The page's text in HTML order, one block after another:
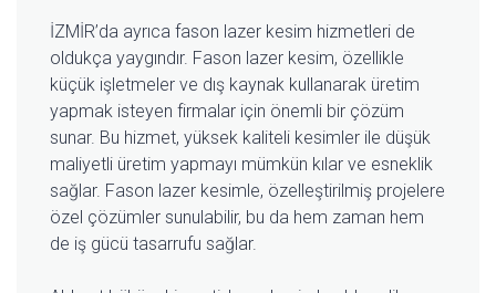
İZMİR’da ayrıca fason lazer kesim hizmetleri de
oldukça yaygındır. Fason lazer kesim, özellikle
küçük işletmeler ve dış kaynak kullanarak üretim
yapmak isteyen firmalar için önemli bir çözüm
sunar. Bu hizmet, yüksek kaliteli kesimler ile düşük
maliyetli üretim yapmayı mümkün kılar ve esneklik
sağlar. Fason lazer kesimle, özelleştirilmiş projelere
özel çözümler sunulabilir, bu da hem zaman hem
de iş gücü tasarrufu sağlar.